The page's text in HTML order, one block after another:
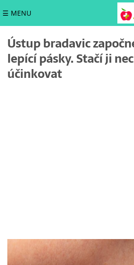
☰ MENU
Ústup bradavic
lepící pásky. Stačí ji
účinkovat